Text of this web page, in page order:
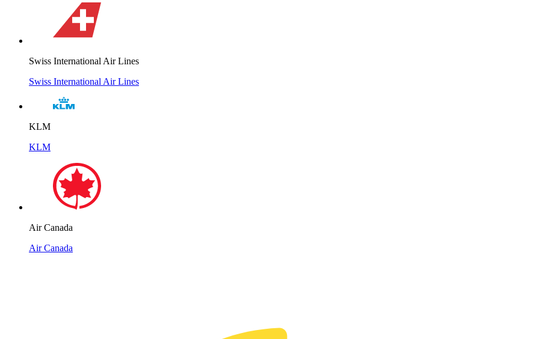
Swiss International Air Lines
Swiss International Air Lines
KLM
KLM
Air Canada
Air Canada